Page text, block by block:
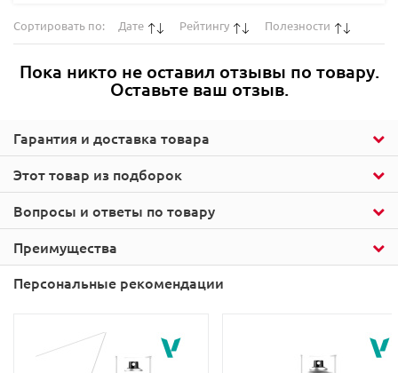
Этот товар из подборок
Гарантия и доставка товара
Сортировать по: Дате Рейтингу Полезности
Пока никто не оставил отзывы по товару.
Оставьте ваш отзыв.
Вопросы и ответы по товару
Преимущества
Персональные рекомендации